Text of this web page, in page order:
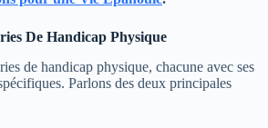
De Handicap Physique
de handicap physique, chacune avec ses
Parlons des deux principales